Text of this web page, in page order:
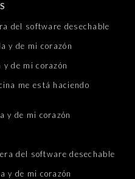
del software desechable
y de mi corazón
de mi corazón
me está haciendo
y de mi corazón
del software desechable
y de mi corazón